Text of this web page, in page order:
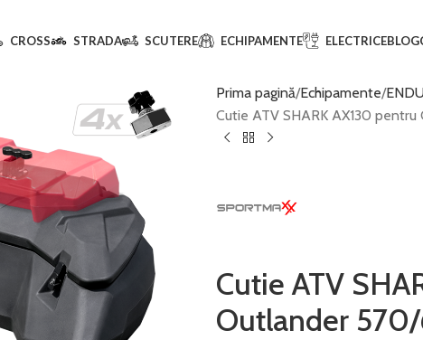
CROSS STRADA SCUTERE ECHIPAMENTE ELECTRICEBLOG
Prima pagină Echipamente
Cutie ATV SHARK AX130
Cutie ATV
Outlander